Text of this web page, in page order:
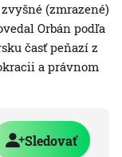
(zmrazené)
Orbán podľa
časť peňazí z
a právnom
Sledovať